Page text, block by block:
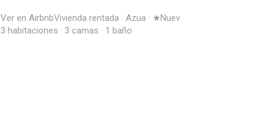
Ver en AirbnbVivienda rentada · Azua · ★Nuevo ·
3 habitaciones · 3 camas · 1 baño